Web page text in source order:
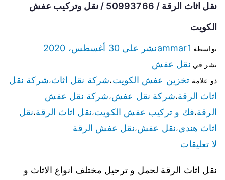
نقل اثاث الرقة / 50993766 / نقل وتركيب عفش
الكويت
بواسطة ammar1نشر على 30 أغسطس، 2020
نشر في نقل عفش
ذو علامة تخزين عفش الكويت،شركة نقل اثاث،شركة نقل
اثاث الرقة،شركة نقل عفش،شركة نقل عفش
الرقة،فك و تركيب عفش الكويت،نقل اثاث الرقة،نقل
اثاث هندي،نقل عفش،نقل عفش الرقة
لا تعليقات
نقل اثاث الرقة لحمل و ترحيل مختلف انواع الاثاث و